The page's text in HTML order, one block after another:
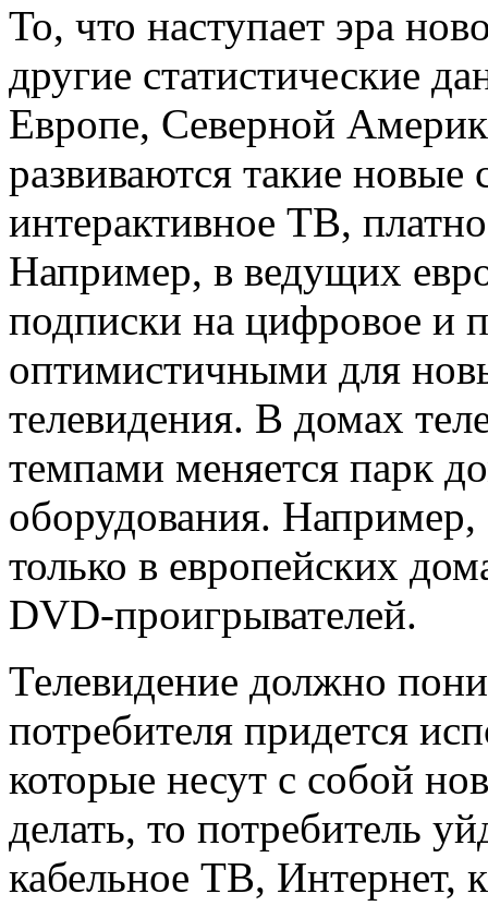
То, что наступает эра
другие статистические
Европе, Северной
развиваются такие
интерактивное ТВ,
Например, в ведущих
подписки на цифровое и
оптимистичными для
телевидения. В домах
темпами меняется парк
оборудования. Например,
только в европейских
DVD-проигрывателей.
Телевидение должно
потребителя придется
которые несут с собой
делать, то потребитель
кабельное ТВ, Интернет,